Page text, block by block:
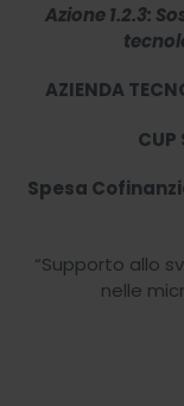
Azione 1.2.3:
AZIENDA
Spesa
“Supporto allo
nelle